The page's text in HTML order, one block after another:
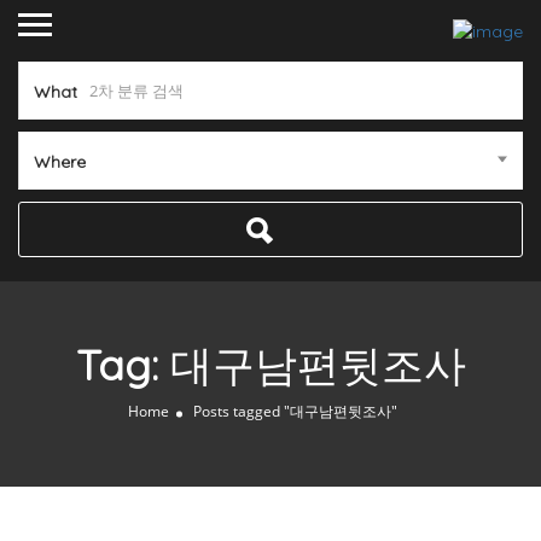
What
Where
Tag: 대구남편뒷조사
Home Posts tagged "대구남편뒷조사"